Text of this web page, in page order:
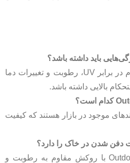
کابل باید دارای روکش مقاوم در برابر UV، رطوبت و تغییرات دما
بالایی داشته باشد.
موجود در بازار هستند که کیفیت
دفن شدن در خاک را دارد؟
بله، بسیاری از کابل‌های Outdoor با روکش مقاوم به رطوبت و